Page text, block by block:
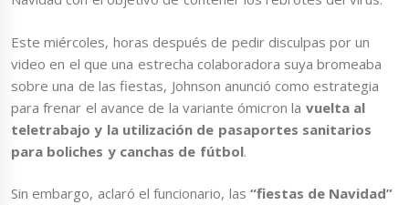
Este miércoles, horas después de pedir disculpas por un
video en el que una estrecha colaboradora suya bromeaba
sobre una de las fiestas, Johnson anunció como estrategia
para frenar el avance de la variante ómicron la vuelta al
teletrabajo y la utilización de pasaportes sanitarios
para boliches y canchas de fútbol.
Sin embargo, aclaró el funcionario, las “fiestas de Navidad”